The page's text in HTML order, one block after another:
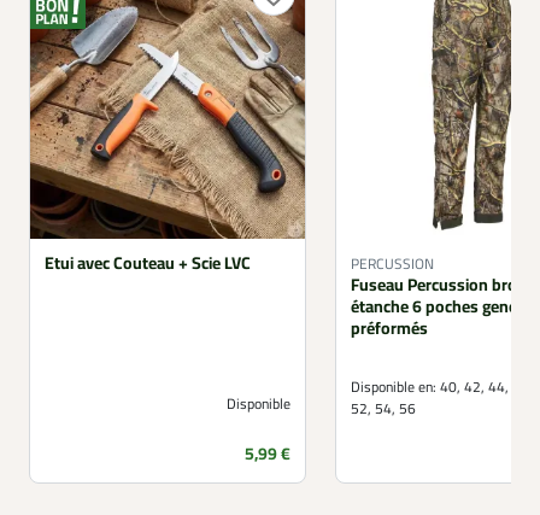
Etui avec Couteau + Scie LVC
Disponible
Prix
5,99 €
PERCUSSION
Fuseau Percussion
étanche 6 poches genoux
préformés
Disponible en:40, 42, 44, 46,
52, 54, 56